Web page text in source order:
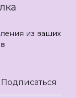
из ваших